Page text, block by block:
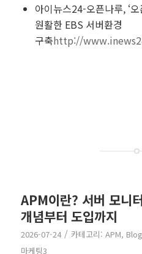
아이뉴스24-오픈나루, ‘
원활한 EBS 서버환경
구축http://
APM이란? 서버 모니
개념부터 도입까지
2026-07-24 / 카테고리: APM, Blog
마케팅3